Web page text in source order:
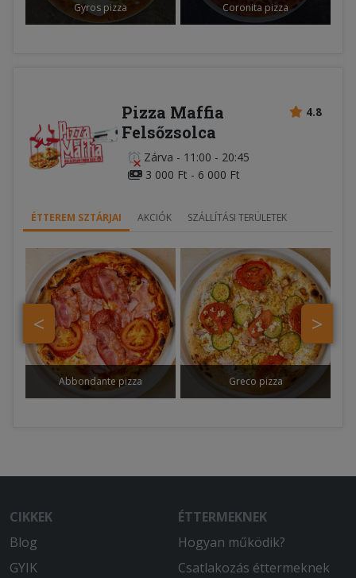
Gyros pizza Coronita pizza
4.8
Pizza Maffia
Felsőzsolca
Zárva - 11:00 - 20:45
3 000 Ft - 6 000 Ft
ÉTTEREM SZTÁRJAI AKCIÓK SZÁLLÍTÁSI TERÜLETEK
>
<
Abbondante pizza Greco pizza
CIKKEK
Blog
GYIK
ÉTTERMEKNEK
Hogyan működik?
Csatlakozás éttermeknek